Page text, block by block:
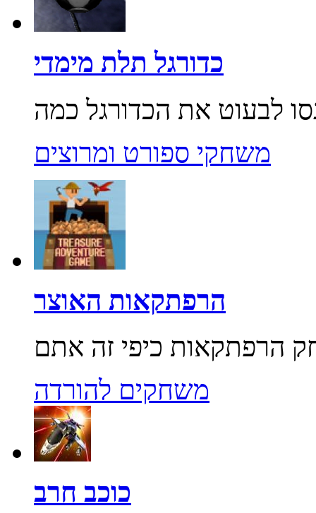
כדורגל תלת מימדי
משחקי ספורט ומרוצים
הרפתקאות האוצר
משחקים להורדה
כוכב חרב